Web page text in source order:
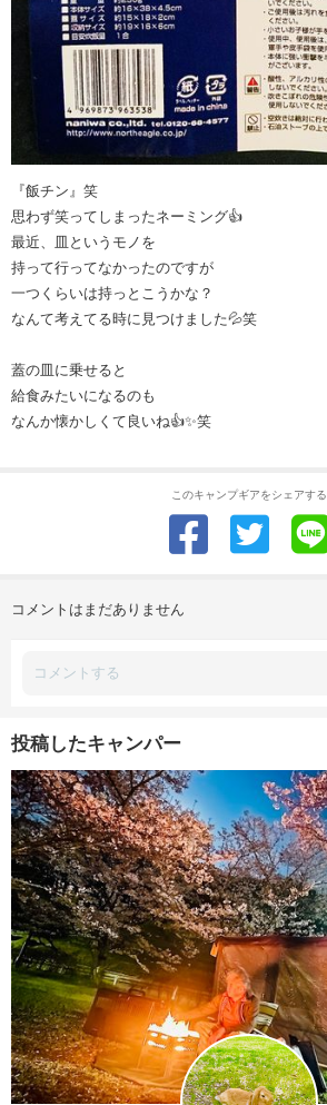
『飯チン』笑
思わず笑ってしまったネーミング👍
最近、皿というモノを
持って行ってなかったのですが
一つくらいは持っとこうかな？
なんて考えてる時に見つけました💦笑
蓋の皿に乗せると
給食みたいになるのも
なんか懐かしくて良いね👍✨笑
このキャンプギアをシェアする
コメントはまだありません
投稿したキャンパー